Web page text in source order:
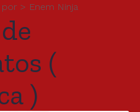
por > Enem Ninja
(
)